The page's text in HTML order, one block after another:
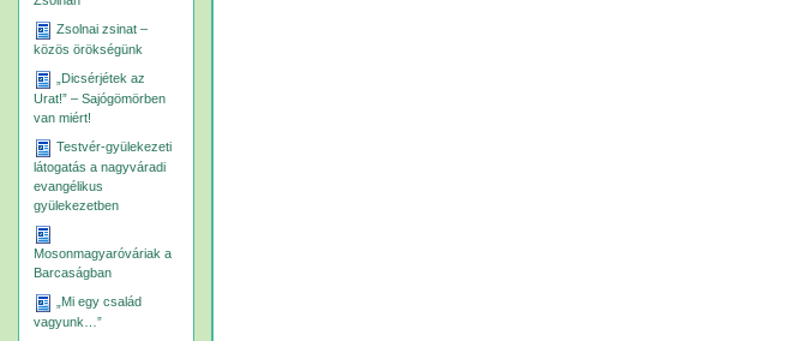
Zsolnai zsinat –
közös örökségünk
„Dicsérjétek az
Urat!” – Sajógömörben
van miért!
Testvér-gyülekezeti
látogatás a nagyváradi
evangélikus
gyülekezetben
Mosonmagyaróváriak a
Barcaságban
„Mi egy család
vagyunk…”